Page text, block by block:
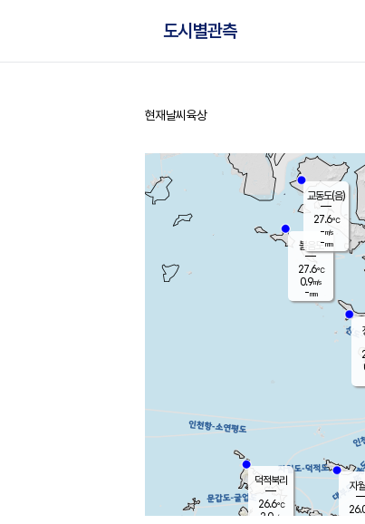
도시별관측
홈
현재날씨 육상
볼음도
27.6℃
0.9m/s
-mm
자
덕적북리
26.6℃
2.0m/s
교동도(음)
27.6℃
-m/s
-mm